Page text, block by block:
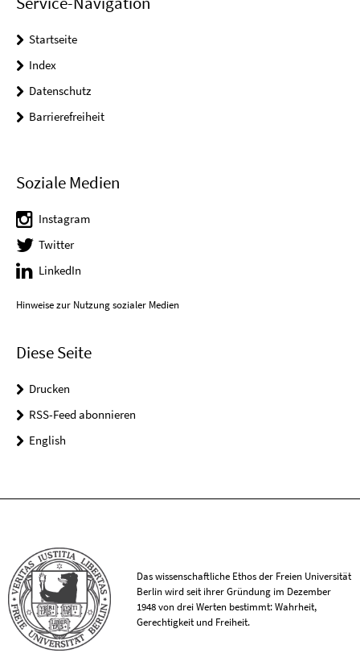
Startseite
Index
Datenschutz
Barrierefreiheit
Soziale Medien
Instagram
Twitter
LinkedIn
Hinweise zur Nutzung sozialer Medien
Diese Seite
Drucken
RSS-Feed abonnieren
English
Das wissenschaftliche Ethos der Freien Universität
Berlin wird seit ihrer Gründung im Dezember
1948 von drei Werten bestimmt: Wahrheit,
Gerechtigkeit und Freiheit.